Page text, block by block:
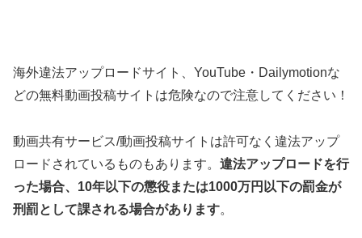
海外違法アップロードサイト、YouTube・Dailymotionな
どの無料動画投稿サイトは危険なので注意してください！
動画共有サービス/動画投稿サイトは許可なく違法アップ
ロードされているものもあります。 違法アップロードを行
った場合、10年以下の懲役または1000万円以下の罰金が
刑罰として課される場合があります。